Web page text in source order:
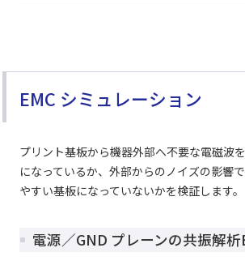
EMC シミュレーション
プリント基板から機器外部へ不要な電磁波
になっているか、外部からのノイズの影響
やすい基板になっていないかを検証します。
電源／GND プレーンの共振解析